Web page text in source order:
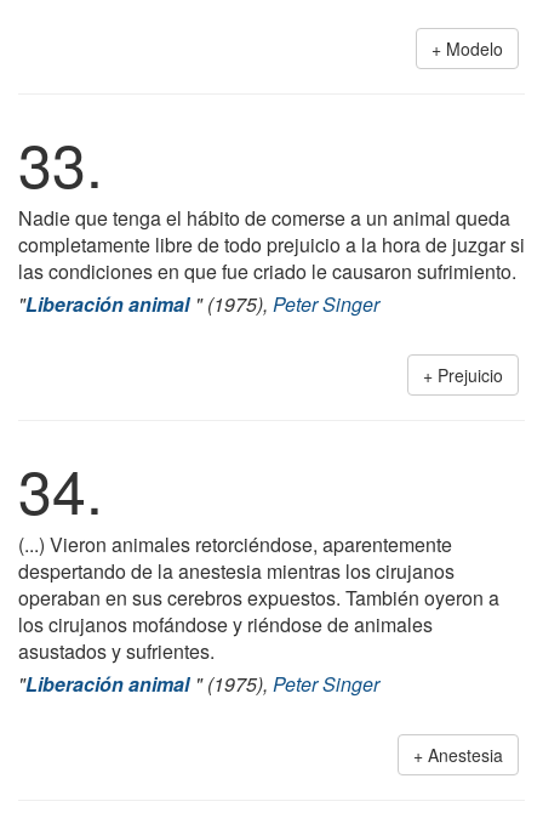
Modelo
33.
Nadie que tenga el hábito de comerse a un animal queda
completamente libre de todo prejuicio a la hora de juzgar si
las condiciones en que fue criado le causaron sufrimiento.
"Liberación animal " (1975), Peter Singer
Prejuicio
34.
(...) Vieron animales retorciéndose, aparentemente
despertando de la anestesia mientras los cirujanos
operaban en sus cerebros expuestos. También oyeron a
los cirujanos mofándose y riéndose de animales
asustados y sufrientes.
"Liberación animal " (1975), Peter Singer
Anestesia